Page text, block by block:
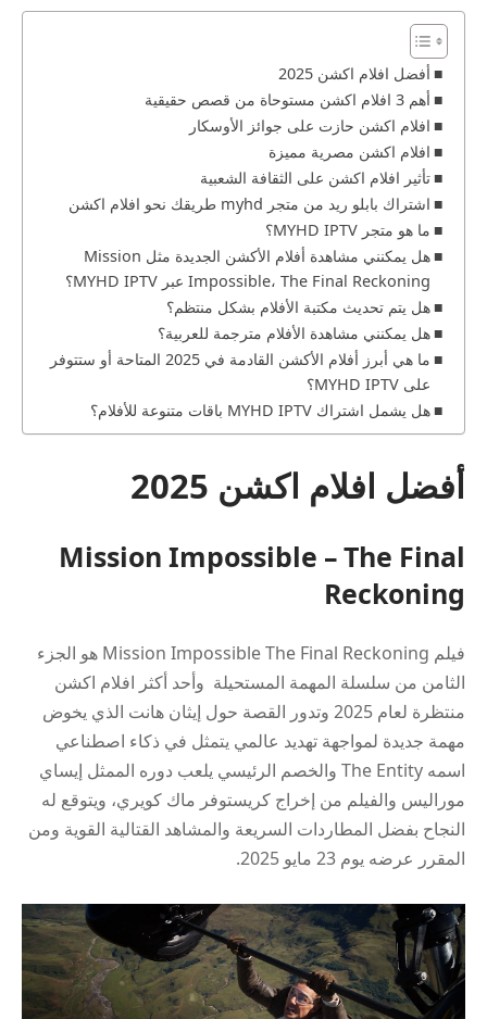
أفضل افلام اكشن 2025
أهم 3 افلام اكشن مستوحاة من قصص حقيقية
افلام اكشن حازت على جوائز الأوسكار
افلام اكشن مصرية مميزة
تأثير افلام اكشن على الثقافة الشعبية
اشتراك بابلو ريد من متجر myhd طريقك نحو افلام اكشن
ما هو متجر MYHD IPTV؟
هل يمكنني مشاهدة أفلام الأكشن الجديدة مثل Mission
Impossible، The Final Reckoning عبر MYHD IPTV؟
هل يتم تحديث مكتبة الأفلام بشكل منتظم؟
هل يمكنني مشاهدة الأفلام مترجمة للعربية؟
ما هي أبرز أفلام الأكشن القادمة في 2025 المتاحة أو ستتوفر
على MYHD IPTV؟
هل يشمل اشتراك MYHD IPTV باقات متنوعة للأفلام؟
أفضل افلام اكشن 2025
Mission Impossible – The Final
Reckoning
فيلم Mission Impossible The Final Reckoning هو الجزء
الثامن من سلسلة المهمة المستحيلة وأحد أكثر افلام اكشن
منتظرة لعام 2025 وتدور القصة حول إيثان هانت الذي يخوض
مهمة جديدة لمواجهة تهديد عالمي يتمثل في ذكاء اصطناعي
اسمه The Entity والخصم الرئيسي يلعب دوره الممثل إيساي
موراليس والفيلم من إخراج كريستوفر ماك كويري، ويتوقع له
النجاح بفضل المطاردات السريعة والمشاهد القتالية القوية ومن
المقرر عرضه يوم 23 مايو 2025.